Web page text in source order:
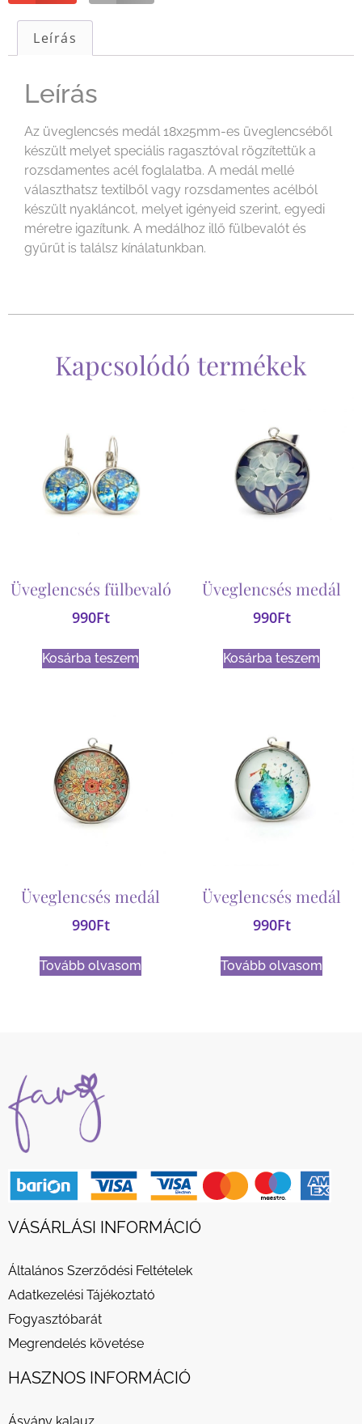
Leírás
Leírás
Az üveglencsés medál 18x25mm-es üveglencséből
készült melyet speciális ragasztóval rögzítettük a
rozsdamentes acél foglalatba. A medál mellé
választhatsz textilből vagy rozsdamentes acélból
készült nyakláncot, melyet igényeid szerint, egyedi
méretre igazítunk. A medálhoz illő fülbevalót és
gyűrűt is találsz kínálatunkban.
Kapcsolódó termékek
Üveglencsés fülbevaló
990Ft
Kosárba teszem
Üveglencsés medál
990Ft
Kosárba teszem
Üveglencsés medál
990Ft
Tovább olvasom
Üveglencsés medál
990Ft
Tovább olvasom
VÁSÁRLÁSI INFORMÁCIÓ
Általános Szerződési Feltételek
Adatkezelési Tájékoztató
Fogyasztóbarát
Megrendelés követése
HASZNOS INFORMÁCIÓ
Ásvány kalauz